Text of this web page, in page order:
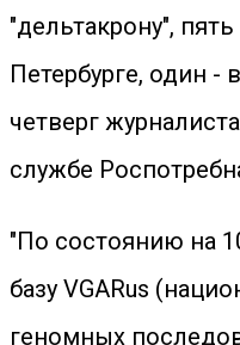
"дельтакрону",
Петербурге, один -
четверг
службе
"По состоянию на
базу VGARus
геномных